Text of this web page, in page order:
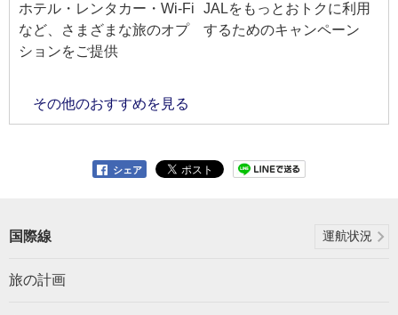
ホテル・レンタカー・Wi-Fi
など、さまざまな旅のオプ
ションをご提供
JALをもっとおトクに利用
するためのキャンペーン
その他のおすすめを見る
シェア
国際線 運航状況
旅の計画